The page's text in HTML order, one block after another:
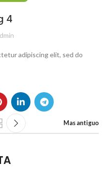
4
adipiscing elit, sed do
Mas antiguo